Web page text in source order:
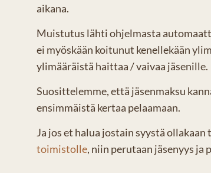
aikana.
Muistutus lähti ohjelmasta
ei myöskään koitunut kenellekään
ylimääräistä haittaa / vaivaa jäsenille.
Suosittelemme, että jäsenmaksu
ensimmäistä kertaa pelaamaan.
Ja jos et halua jostain syystä
toimistolle, niin perutaan jäsenyys